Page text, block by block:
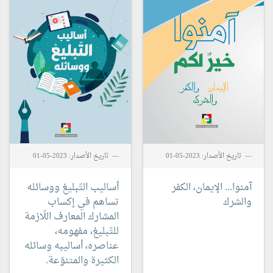
تاريخ الأصدار: 2023-05-01
آمنوا...الإيمان، الكفر
والشرك
تاريخ الأصدار: 2023-05-01
أساليب التّبليغ ووسائله
تساهم في إكساب
المشارك المعارف اللّازمة
للتّبليغ، مفهومه،
عناصره، أساليبه وسائله
الكثيرة والمتنوّعة.